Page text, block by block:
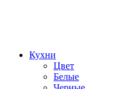
Кухни
Цвет
Белые